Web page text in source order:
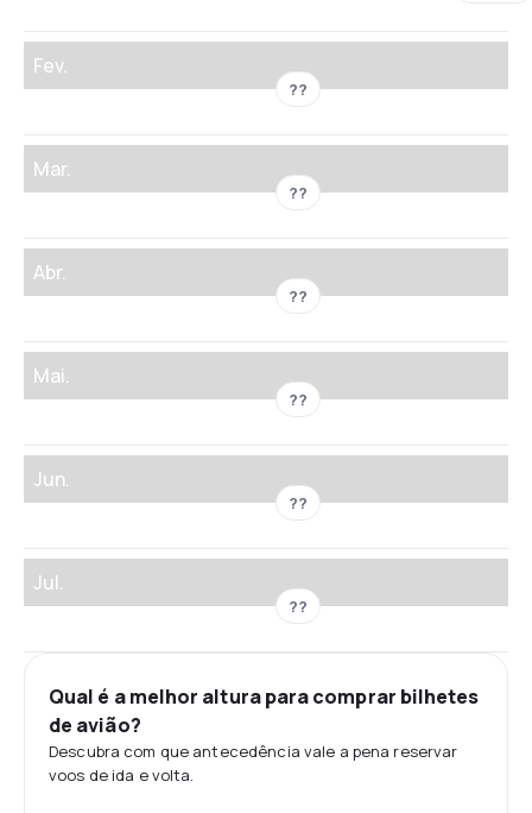
Fev.
??
Mar.
??
Abr.
??
Mai.
??
Jun.
??
Jul.
??
Qual é a melhor altura para comprar bilhetes
de avião?
Descubra com que antecedência vale a pena reservar
voos de ida e volta.